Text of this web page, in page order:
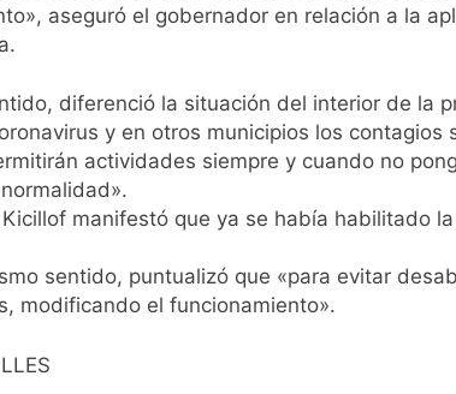
La Fiscalía rechazó el pedido
1 Día Atrás
El temporal se despide del
1 Día Atrás
1 Día Atrás
Renunció el subsecretario de
Candela Arizaga confirmó
aseguró el gobernador en relación a la
diferenció la situación del interior de la
y en otros municipios los
actividades siempre y cuando no
manifestó que ya se había habilitado
sentido, puntualizó que «para evitar
modificando el funcionamiento».